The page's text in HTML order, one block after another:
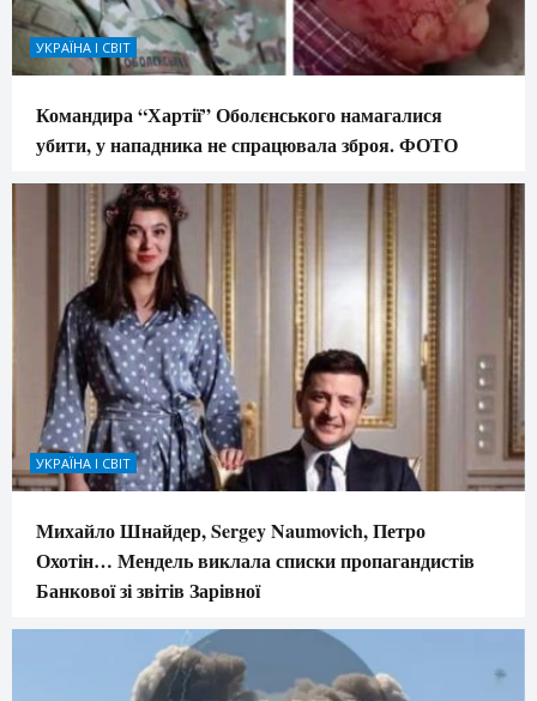
УКРАЇНА І СВІТ
Командира “Хартії” Оболєнського намагалися
убити, у нападника не спрацювала зброя. ФОТО
УКРАЇНА І СВІТ
Михайло Шнайдер, Sergey Naumovich, Петро
Охотін… Мендель виклала списки пропагандистів
Банкової зі звітів Зарівної